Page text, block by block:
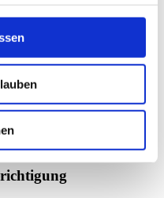
automatisiert
in einem gängigen,
zu lassen. Sofern Sie die
anderen Verantwortlichen
machbar ist.